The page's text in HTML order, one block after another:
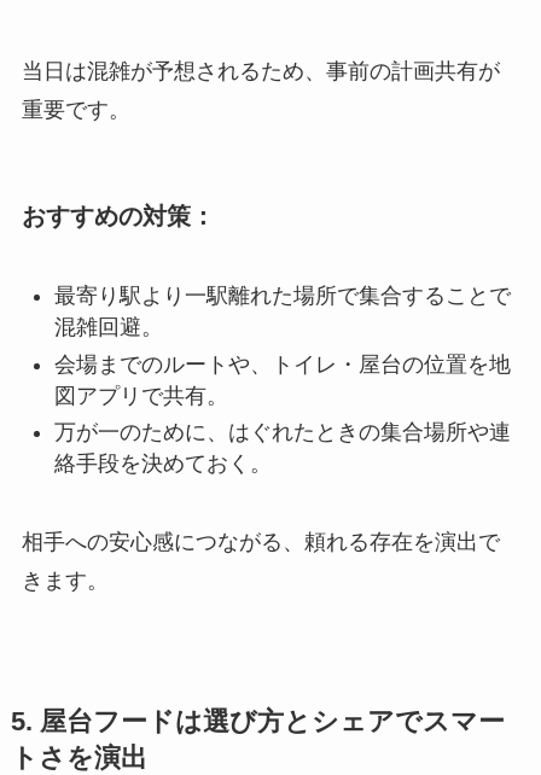
当日は混雑が予想されるため、事前の計画共有が
重要です。
おすすめの対策：
最寄り駅より一駅離れた場所で集合することで
混雑回避。
会場までのルートや、トイレ・屋台の位置を地
図アプリで共有。
万が一のために、はぐれたときの集合場所や連
絡手段を決めておく。
相手への安心感につながる、頼れる存在を演出で
きます。
5. 屋台フードは選び方とシェアでスマー
トさを演出